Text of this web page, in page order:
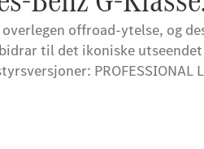
offroad-ytelse, og
til det ikoniske
PROFESSIONAL